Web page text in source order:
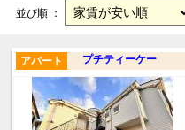
並び順 ：
プチティーケー
アパート